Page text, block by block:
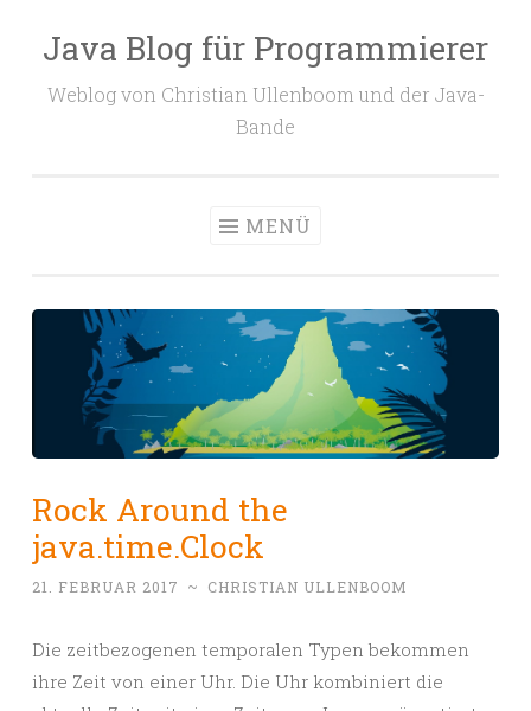
Zum
springen
Java Blog für Programmierer
Weblog von Christian Ullenboom und der Java-
Bande
MENÜ
Rock Around the
java.time.Clock
21. FEBRUAR 2017 ~ CHRISTIAN ULLENBOOM
Die zeitbezogenen temporalen Typen bekommen
ihre Zeit von einer Uhr. Die Uhr kombiniert die